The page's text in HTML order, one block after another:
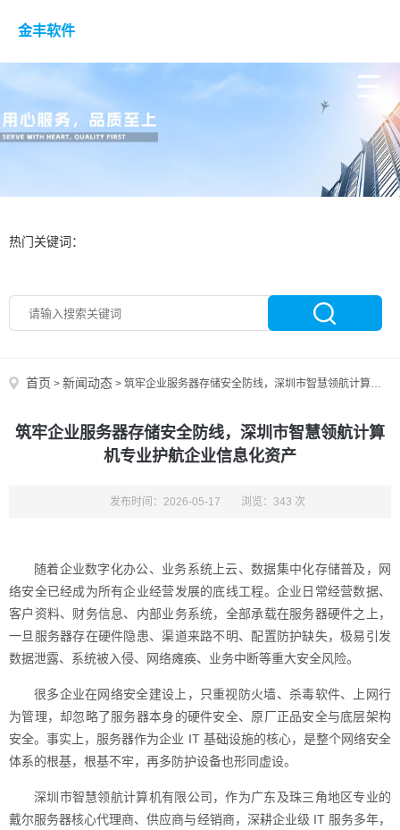
金丰软件
热门关键词：
首页 > 新闻动态 > 筑牢企业服务器存储安全防线，深圳市智慧领航计算机专业护航企业信息化资产
筑牢企业服务器存储安全防线，深圳市智慧领航计算
机专业护航企业信息化资产
发布时间：2026-05-17 浏览：343 次
随着企业数字化办公、业务系统上云、数据集中化存储普及，网
络安全已经成为所有企业经营发展的底线工程。企业日常经营数据、
客户资料、财务信息、内部业务系统，全部承载在服务器硬件之上，
一旦服务器存在硬件隐患、渠道来路不明、配置防护缺失，极易引发
数据泄露、系统被入侵、网络瘫痪、业务中断等重大安全风险。
很多企业在网络安全建设上，只重视防火墙、杀毒软件、上网行
为管理，却忽略了服务器本身的硬件安全、原厂正品安全与底层架构
安全。事实上，服务器作为企业 IT 基础设施的核心，是整个网络安全
体系的根基，根基不牢，再多防护设备也形同虚设。
深圳市智慧领航计算机有限公司，作为广东及珠三角地区专业的
戴尔服务器核心代理商、供应商与经销商，深耕企业级 IT 服务多年，